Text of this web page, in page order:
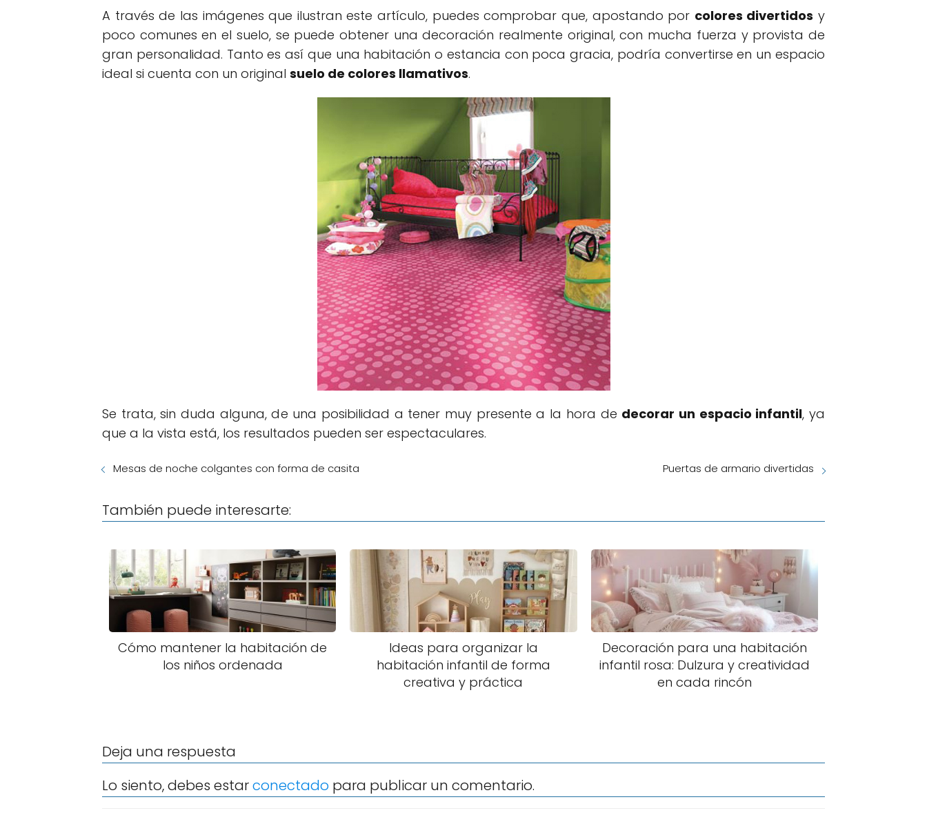
A través de las imágenes que ilustran este artículo, puedes comprobar que, apostando por colores divertidos y
poco comunes en el suelo, se puede obtener una decoración realmente original, con mucha fuerza y provista de
gran personalidad. Tanto es así que una habitación o estancia con poca gracia, podría convertirse en un espacio
ideal si cuenta con un original suelo de colores llamativos.
Se trata, sin duda alguna, de una posibilidad a tener muy presente a la hora de decorar un espacio infantil, ya
que a la vista está, los resultados pueden ser espectaculares.
Mesas de noche colgantes con forma de casita Puertas de armario divertidas
También puede interesarte:
Cómo mantener la habitación de
los niños ordenada
Ideas para organizar la
habitación infantil de forma
creativa y práctica
Decoración para una habitación
infantil rosa: Dulzura y creatividad
en cada rincón
Deja una respuesta
Lo siento, debes estarconectado para publicar un comentario.